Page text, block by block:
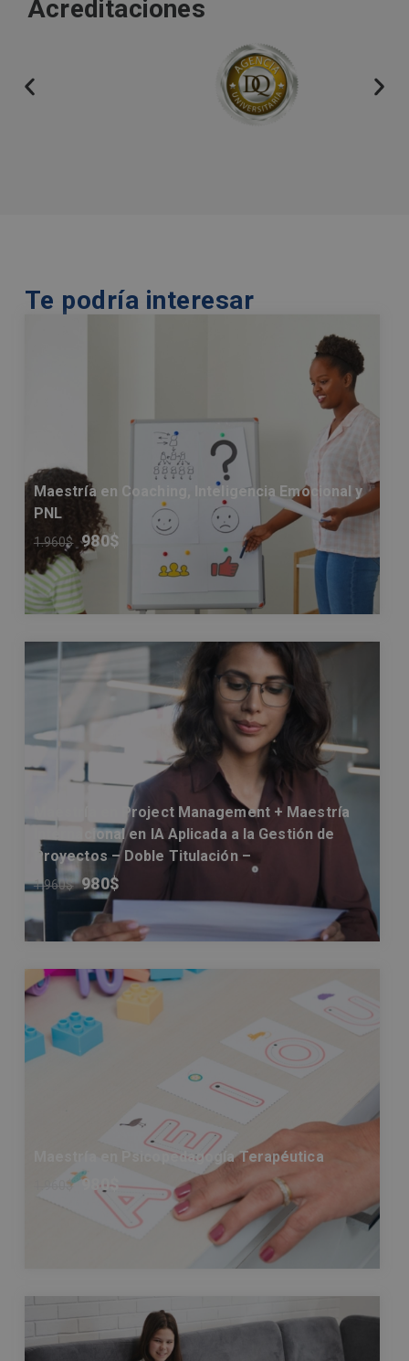
n
i
v
Acreditaciones
Te podría interesar
Maestría en Coaching, Inteligencia Emocional y
PNL
1.960$ 980$
Maestría en Project Management + Maestría
Internacional en IA Aplicada a la Gestión de
Proyectos – Doble Titulación –
1.960$ 980$
Maestría en Psicopedagogía Terapéutica
$ 980$